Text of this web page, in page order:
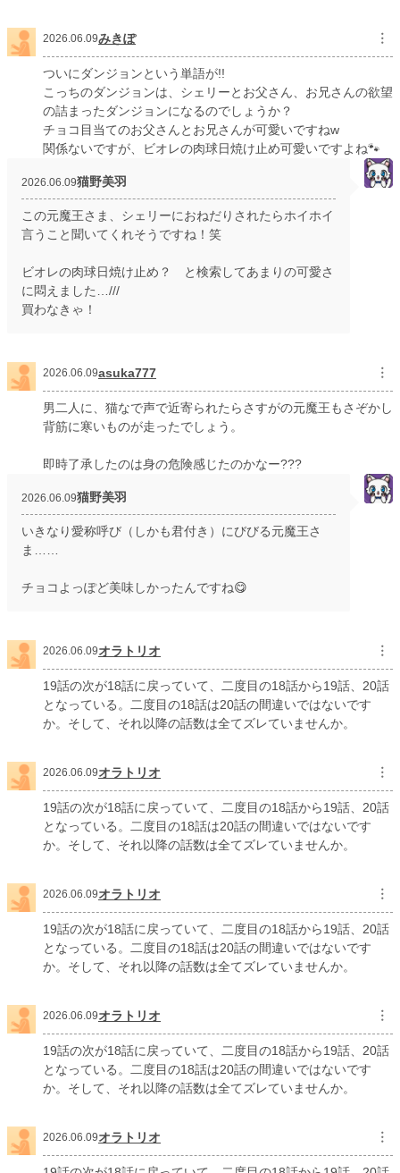
2026.06.09みきぽ ︙
ついにダンジョンという単語が!!
こっちのダンジョンは、シェリーとお父さん、お兄さんの欲望
の詰まったダンジョンになるのでしょうか？
チョコ目当てのお父さんとお兄さんが可愛いですねw
関係ないですが、ビオレの肉球日焼け止め可愛いですよね🐾
2026.06.09猫野美羽
この元魔王さま、シェリーにおねだりされたらホイホイ
言うこと聞いてくれそうですね！笑
ビオレの肉球日焼け止め？ と検索してあまりの可愛さ
に悶えました…///
買わなきゃ！
2026.06.09asuka777 ︙
男二人に、猫なで声で近寄られたらさすがの元魔王もさぞかし
背筋に寒いものが走ったでしょう。
即時了承したのは身の危険感じたのかなー???
2026.06.09猫野美羽
いきなり愛称呼び（しかも君付き）にびびる元魔王さ
ま……
チョコよっぽど美味しかったんですね😋
2026.06.09オラトリオ ︙
19話の次が18話に戻っていて、二度目の18話から19話、20話
となっている。二度目の18話は20話の間違いではないです
か。そして、それ以降の話数は全てズレていませんか。
2026.06.09オラトリオ ︙
19話の次が18話に戻っていて、二度目の18話から19話、20話
となっている。二度目の18話は20話の間違いではないです
か。そして、それ以降の話数は全てズレていませんか。
2026.06.09オラトリオ ︙
19話の次が18話に戻っていて、二度目の18話から19話、20話
となっている。二度目の18話は20話の間違いではないです
か。そして、それ以降の話数は全てズレていませんか。
2026.06.09オラトリオ ︙
19話の次が18話に戻っていて、二度目の18話から19話、20話
となっている。二度目の18話は20話の間違いではないです
か。そして、それ以降の話数は全てズレていませんか。
2026.06.09オラトリオ ︙